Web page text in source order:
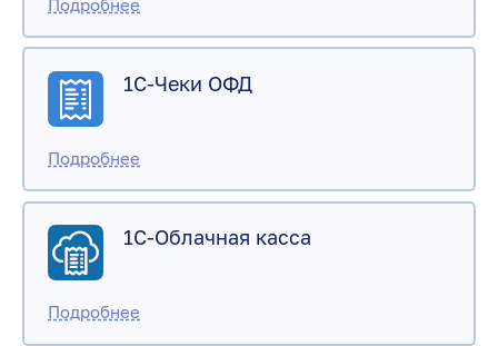
1С-Чеки ОФД
1С-Облачная касса